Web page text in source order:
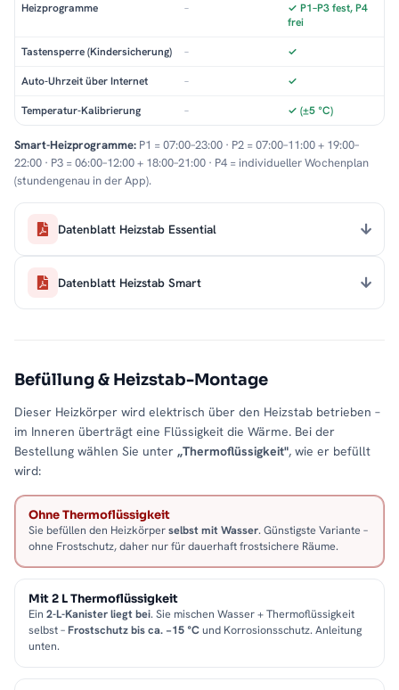
Heizprogramme –
✓ P1–P3 fest, P4
frei
Tastensperre (Kindersicherung) – ✓
Auto-Uhrzeit über Internet – ✓
Temperatur-Kalibrierung – ✓ (±5 °C)
Smart-Heizprogramme: P1 = 07:00–23:00 · P2 = 07:00–11:00 + 19:00–
22:00 · P3 = 06:00–12:00 + 18:00–21:00 · P4 = individueller Wochenplan
(stundengenau in der App).
Datenblatt Heizstab Essential
Datenblatt Heizstab Smart
Befüllung & Heizstab-Montage
Dieser Heizkörper wird elektrisch über den Heizstab betrieben –
im Inneren überträgt eine Flüssigkeit die Wärme. Bei der
Bestellung wählen Sie unter „Thermoflüssigkeit", wie er befüllt
wird:
Ohne Thermoflüssigkeit
Sie befüllen den Heizkörperselbst mit Wasser. Günstigste Variante –
ohne Frostschutz, daher nur für dauerhaft frostsichere Räume.
Mit 2 L Thermoflüssigkeit
Ein 2-L-Kanister liegt bei. Sie mischen Wasser + Thermoflüssigkeit
selbst –Frostschutz bis ca. −15 °Cund Korrosionsschutz. Anleitung
unten.